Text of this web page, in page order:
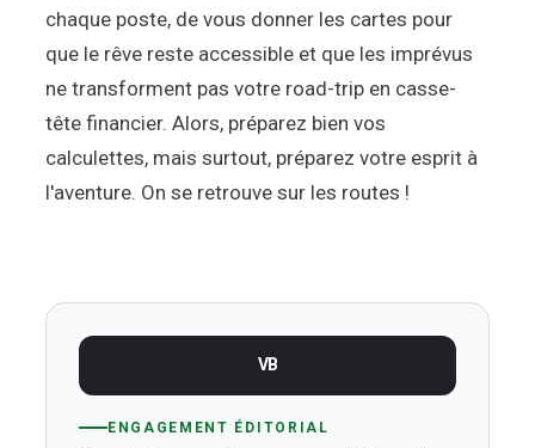
chaque poste, de vous donner les cartes pour
que le rêve reste accessible et que les imprévus
ne transforment pas votre road-trip en casse-
tête financier. Alors, préparez bien vos
calculettes, mais surtout, préparez votre esprit à
l'aventure. On se retrouve sur les routes !
VB
ENGAGEMENT ÉDITORIAL